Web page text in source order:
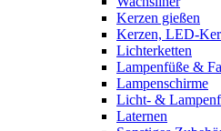
Kerzen gießen
Kerzen, LED-
Lichterketten
Lampenfüße &
Lampenschirme
Licht- &
Laternen